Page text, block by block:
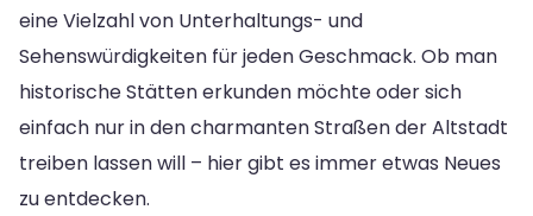
eine Vielzahl von Unterhaltungs- und
Sehenswürdigkeiten für jeden Geschmack. Ob man
historische Stätten erkunden möchte oder sich
einfach nur in den charmanten Straßen der Altstadt
treiben lassen will – hier gibt es immer etwas Neues
zu entdecken.